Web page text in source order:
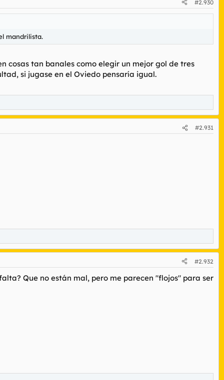
#2.930
mandrilista.
cosas tan banales como elegir un mejor gol de tres
si jugase en el Oviedo pensaría igual.
#2.931
#2.932
Que no están mal, pero me parecen "flojos" para ser